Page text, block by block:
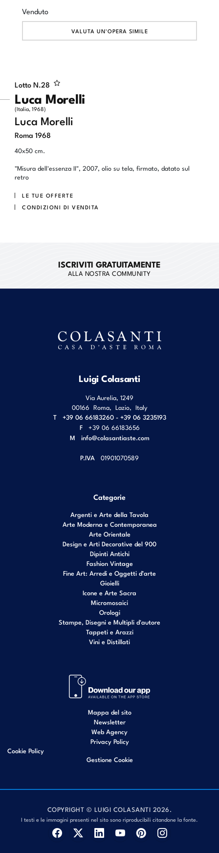
Lotto N.28
Luca Morelli
(Italia, 1968)
Luca Morelli
Roma 1968
40x50 cm.
"Misura dell'essenza II", 2007, olio su tela, firmato, datato sul
retro
LE TUE OFFERTE
CONDIZIONI DI VENDITA
Venduto
VALUTA UN'OPERA SIMILE
ISCRIVITI GRATUITAMENTE
ALLA NOSTRA COMMUNITY
Luigi Colasanti
Via Aurelia, 1249
00166 Roma Lazio Italy
T
+39 06 66183260 - +39 06 3235193
F
+39 06 66183656
M info@colasantiaste.com
P.IVA 01901070589
Categorie
Argenti e Arte della Tavola
Arte Moderna e Contemporanea
Arte Orientale
Design e Arti Decorative del 900
Dipinti Antichi
Fashion Vintage
Fine Art: Arredi e Oggetti d’arte
Gioielli
Icone e Arte Sacra
Micromosaici
Orologi
Stampe, Disegni e Multipli d'autore
Tappeti e Arazzi
Vini e Distillati
Mappa del sito
Newsletter
Web Agency
Privacy Policy
Cookie Policy
Gestione Cookie
COPYRIGHT © LUIGI COLASANTI 2026.
I testi e le immagini presenti nel sito sono riproducibili citandone la fonte.